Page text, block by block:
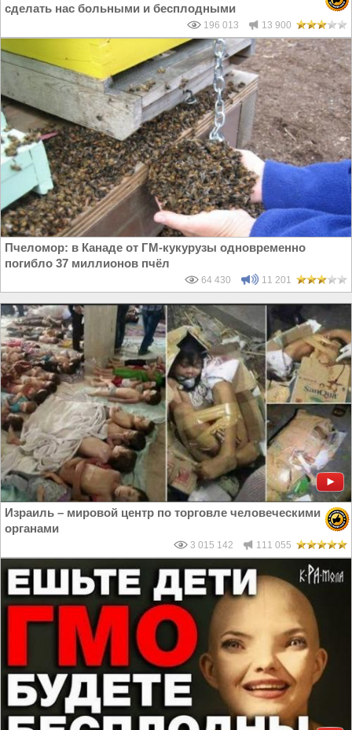
сделать нас больными и бесплодными
196 013 13 900
Пчеломор: в Канаде от ГМ-кукурузы одновременно
погибло 37 миллионов пчёл
64 430 11 201
Израиль – мировой центр по торговле человеческими
органами
3 015 142 111 055